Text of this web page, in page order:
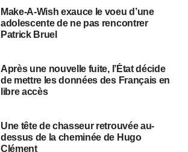
Make-A-Wish exauce le voeu d’une
adolescente de ne pas rencontrer
Patrick Bruel
Après une nouvelle fuite, l’État décide
de mettre les données des Français en
libre accès
Une tête de chasseur retrouvée au-
dessus de la cheminée de Hugo
Clément